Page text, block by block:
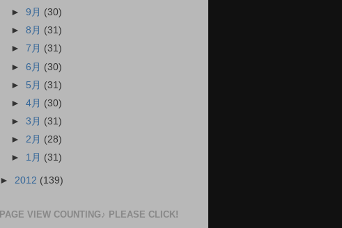
►9月 (30)
►8月 (31)
►7月 (31)
►6月 (30)
► 5月 (31)
►4月 (30)
►3月 (31)
►2月 (28)
► 1月 (31)
► 2012 (139)
PAGE VIEW COUNTING♪ PLEASE CLICK!